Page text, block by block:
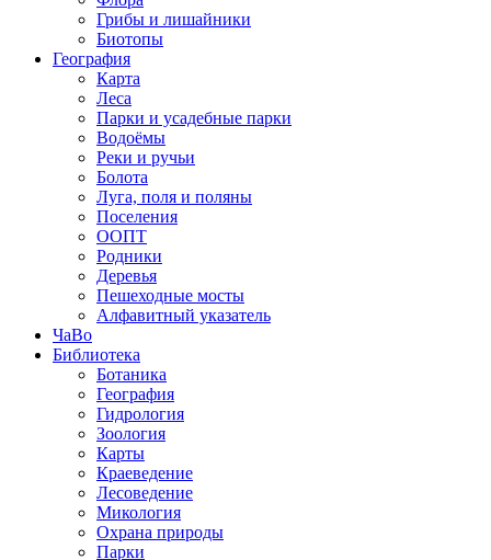
Грибы и лишайники
Биотопы
География
Карта
Леса
Парки и усадебные парки
Водоёмы
Реки и ручьи
Болота
Луга, поля и поляны
Поселения
ООПТ
Родники
Деревья
Пешеходные мосты
Алфавитный указатель
ЧаВо
Библиотека
Ботаника
География
Гидрология
Зоология
Карты
Краеведение
Лесоведение
Микология
Охрана природы
Парки